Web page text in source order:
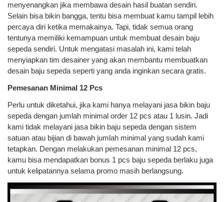
menyenangkan jika membawa desain hasil buatan sendiri.
Selain bisa bikin bangga, tentu bisa membuat kamu tampil lebih
percaya diri ketika memakainya. Tapi, tidak semua orang
tentunya memiliki kemampuan untuk membuat desain baju
sepeda sendiri. Untuk mengatasi masalah ini, kami telah
menyiapkan tim desainer yang akan membantu membuatkan
desain baju sepeda seperti yang anda inginkan secara gratis.
Pemesanan Minimal 12 Pcs
Perlu untuk diketahui, jika kami hanya melayani jasa bikin baju
sepeda dengan jumlah minimal order 12 pcs atau 1 lusin. Jadi
kami tidak melayani jasa bikin baju sepeda dengan sistem
satuan atau bijian di bawah jumlah minimal yang sudah kami
tetapkan. Dengan melakukan pemesanan minimal 12 pcs,
kamu bisa mendapatkan bonus 1 pcs baju sepeda berlaku juga
untuk kelipatannya selama promo masih berlangsung.